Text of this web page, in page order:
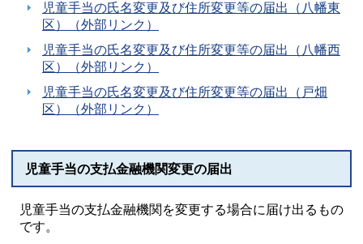
児童手当の氏名変更及び住所変更等の届出（八幡東
区）（外部リンク）
児童手当の氏名変更及び住所変更等の届出（八幡西
区）（外部リンク）
児童手当の氏名変更及び住所変更等の届出（戸畑
区）（外部リンク）
児童手当の支払金融機関変更の届出
児童手当の支払金融機関を変更する場合に届け出るもの
です。